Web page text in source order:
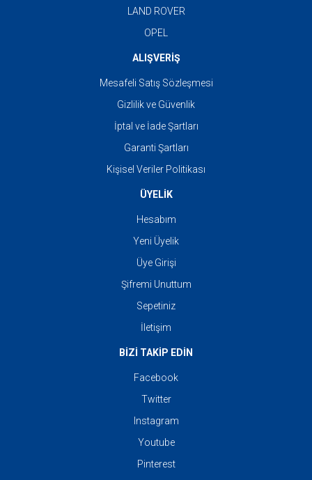
LAND ROVER
OPEL
ALIŞVERİŞ
Mesafeli Satış Sözleşmesi
Gizlilik ve Güvenlik
İptal ve İade Şartları
Garanti Şartları
Kişisel Veriler Politikası
ÜYELİK
Hesabım
Yeni Üyelik
Üye Girişi
Şifremi Unuttum
Sepetiniz
İletişim
BİZİ TAKİP EDİN
Facebook
Twitter
Instagram
Youtube
Pinterest